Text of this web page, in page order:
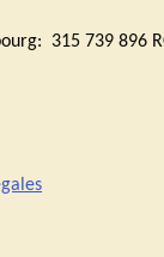
315 739